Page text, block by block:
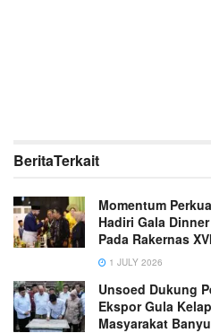
BeritaTerkait
Momentum
Hadiri Gala
Pada Rakernas
1 JULY 2026
Unsoed Dukung
Ekspor Gula
Masyarakat